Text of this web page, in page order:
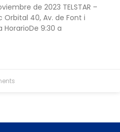
de 2023 TELSTAR –
40, Av. de Font i
HorarioDe 9:30 a